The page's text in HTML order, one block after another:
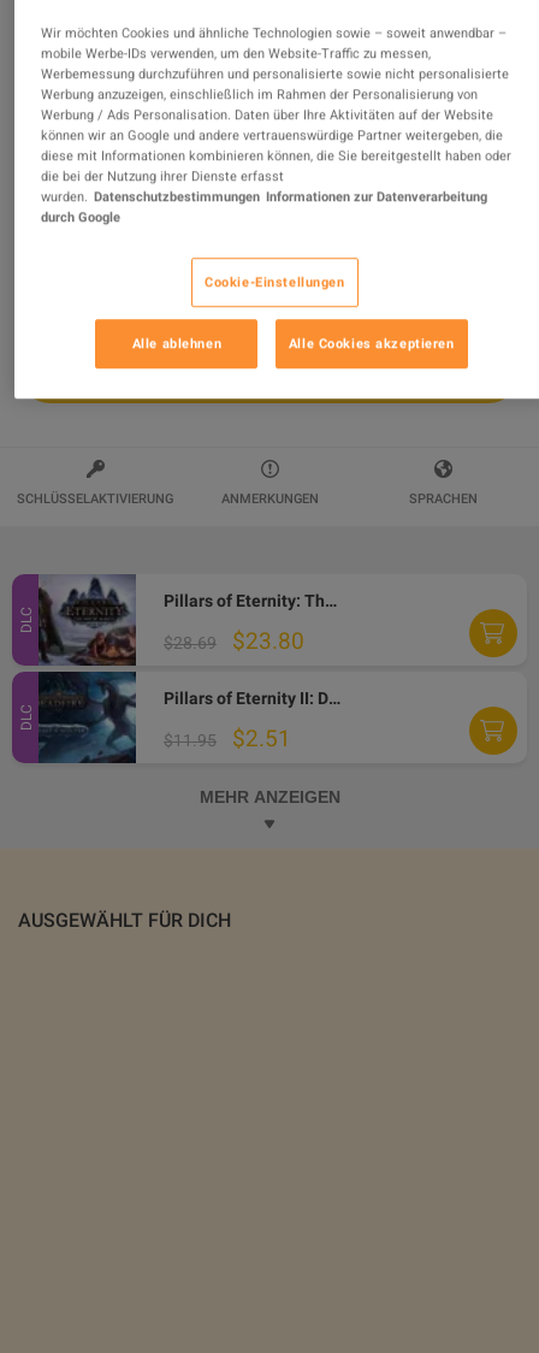
Pillars of Eternity II: Deadfire - Season
Pass Steam Altergift
Verkauft von wildboy
94.40% von 117187 Bewertungen sind ausgezeichnet!
$12.88 -57%
IN DEN WARENKORB
SCHLÜSSELAKTIVIERUNG ANMERKUNGEN SPRACHEN
DLC
Pillars of Eternity: The White March Expansion Pass Steam Gift
$28.69 $23.80
DLC
Pillars of Eternity II: Deadfire - Beast of Winter DLC Steam CD Key
$11.95 $2.51
MEHR ANZEIGEN
AUSGEWÄHLT FÜR DICH
Wir möchten Cookies und ähnliche Technologien sowie – soweit anwendbar –
mobile Werbe-IDs verwenden, um den Website-Traffic zu messen,
Werbemessung durchzuführen und personalisierte sowie nicht personalisierte
Werbung anzuzeigen, einschließlich im Rahmen der Personalisierung von
Werbung / Ads Personalisation. Daten über Ihre Aktivitäten auf der Website
können wir an Google und andere vertrauenswürdige Partner weitergeben, die
diese mit Informationen kombinieren können, die Sie bereitgestellt haben oder
die bei der Nutzung ihrer Dienste erfasst
wurden. Datenschutzbestimmungen Informationen zur Datenverarbeitung
durch Google
Cookie-Einstellungen
Alle ablehnen Alle Cookies akzeptieren